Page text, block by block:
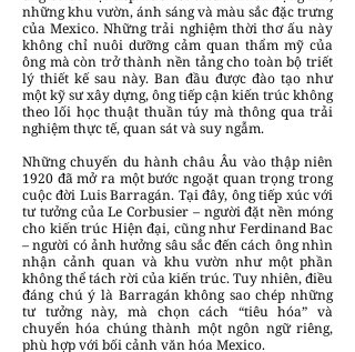
những khu vườn, ánh sáng và màu sắc đặc trưng
của Mexico. Những trải nghiệm thời thơ ấu này
không chỉ nuôi dưỡng cảm quan thẩm mỹ của
ông mà còn trở thành nền tảng cho toàn bộ triết
lý thiết kế sau này. Ban đầu được đào tạo như
một kỹ sư xây dựng, ông tiếp cận kiến trúc không
theo lối học thuật thuần túy mà thông qua trải
nghiệm thực tế, quan sát và suy ngẫm.
Những chuyến du hành châu Âu vào thập niên
1920 đã mở ra một bước ngoặt quan trọng trong
cuộc đời Luis Barragán. Tại đây, ông tiếp xúc với
tư tưởng của Le Corbusier – người đặt nền móng
cho kiến trúc Hiện đại, cũng như Ferdinand Bac
– người có ảnh hưởng sâu sắc đến cách ông nhìn
nhận cảnh quan và khu vườn như một phần
không thể tách rời của kiến trúc. Tuy nhiên, điều
đáng chú ý là Barragán không sao chép những
tư tưởng này, mà chọn cách “tiêu hóa” và
chuyển hóa chúng thành một ngôn ngữ riêng,
phù hợp với bối cảnh văn hóa Mexico.